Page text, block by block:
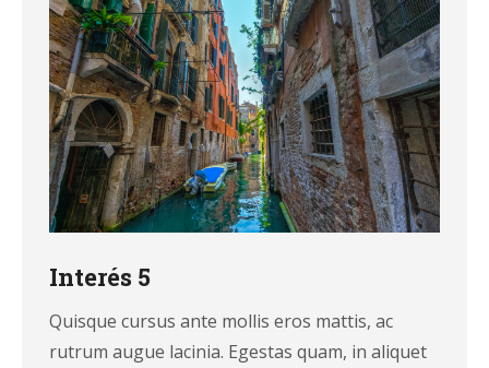
Interés 5
Quisque cursus ante mollis eros mattis, ac
rutrum augue lacinia. Egestas quam, in aliquet